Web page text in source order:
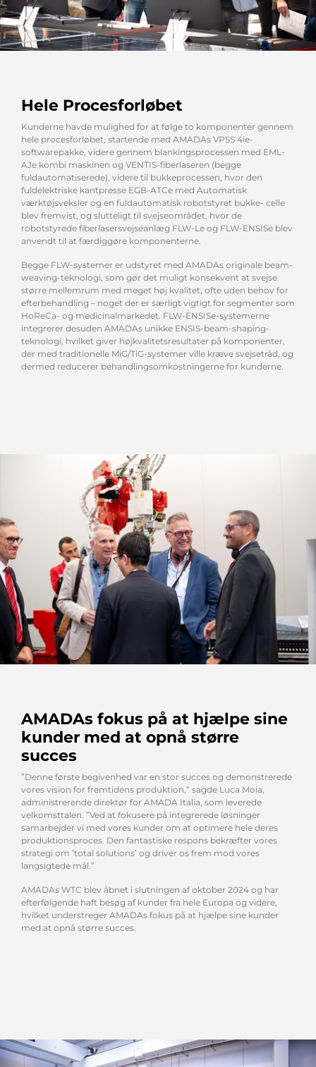
Hele Procesforløbet
Kunderne havde mulighed for at følge to komponenter gennem
hele procesforløbet, startende med AMADAs VPSS 4ie-
softwarepakke, videre gennem blankingsprocessen med EML-
AJe kombi maskinen og VENTIS-fiberlaseren (begge
fuldautomatiserede), videre til bukkeprocessen, hvor den
fuldelektriske kantpresse EGB-ATCe med Automatisk
værktøjsveksler og en fuldautomatisk robotstyret bukke- celle
blev fremvist, og slutteligt til svejseområdet, hvor de
robotstyrede fiberlasersvejseanlæg FLW-Le og FLW-ENSISe blev
anvendt til at færdiggøre komponenterne.
Begge FLW-systemer er udstyret med AMADAs originale beam-
weaving-teknologi, som gør det muligt konsekvent at svejse
større mellemrum med meget høj kvalitet, ofte uden behov for
efterbehandling – noget der er særligt vigtigt for segmenter som
HoReCa- og medicinalmarkedet. FLW-ENSISe-systemerne
integrerer desuden AMADAs unikke ENSIS-beam-shaping-
teknologi, hvilket giver højkvalitetsresultater på komponenter,
der med traditionelle MiG/TiG-systemer ville kræve svejsetråd, og
dermed reducerer behandlingsomkostningerne for kunderne.
AMADAs fokus på at hjælpe sine
kunder med at opnå større
succes
”Denne første begivenhed var en stor succes og demonstrerede
vores vision for fremtidens produktion,” sagde Luca Moia,
administrerende direktør for AMADA Italia, som leverede
velkomsttalen. ”Ved at fokusere på integrerede løsninger
samarbejder vi med vores kunder om at optimere hele deres
produktionsproces. Den fantastiske respons bekræfter vores
strategi om ’total solutions’ og driver os frem mod vores
langsigtede mål.”
AMADAs WTC blev åbnet i slutningen af oktober 2024 og har
efterfølgende haft besøg af kunder fra hele Europa og videre,
hvilket understreger AMADAs fokus på at hjælpe sine kunder
med at opnå større succes.